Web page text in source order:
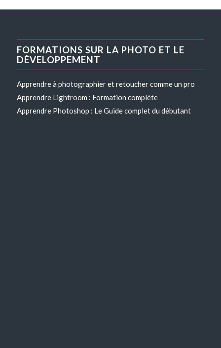
FORMATIONS SUR LA PHOTO ET LE
DÉVELOPPEMENT
Apprendre à photographier et retoucher comme un pro
Apprendre Lightroom : Formation complète
Apprendre Photoshop : Le Guide complet du débutant